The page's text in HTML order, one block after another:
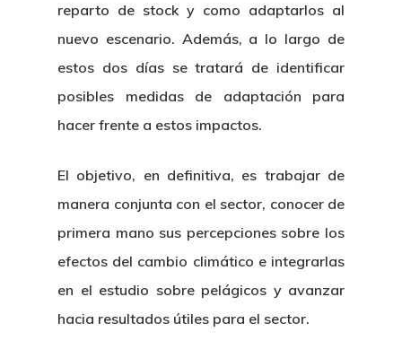
reparto de stock y como adaptarlos al
nuevo escenario. Además, a lo largo de
estos dos días se tratará de identificar
posibles medidas de adaptación para
hacer frente a estos impactos.
El objetivo, en definitiva, es trabajar de
manera conjunta con el sector, conocer de
primera mano sus percepciones sobre los
efectos del cambio climático e integrarlas
en el estudio sobre pelágicos y avanzar
hacia resultados útiles para el sector.